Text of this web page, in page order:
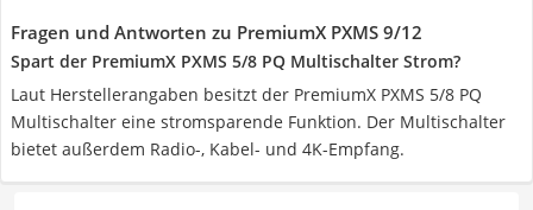
Fragen und Antworten zu PremiumX PXMS 9/12
Spart der PremiumX PXMS 5/8 PQ Multischalter Strom?
Laut Herstellerangaben besitzt der PremiumX PXMS 5/8 PQ
Multischalter eine stromsparende Funktion. Der Multischalter
bietet außerdem Radio-, Kabel- und 4K-Empfang.